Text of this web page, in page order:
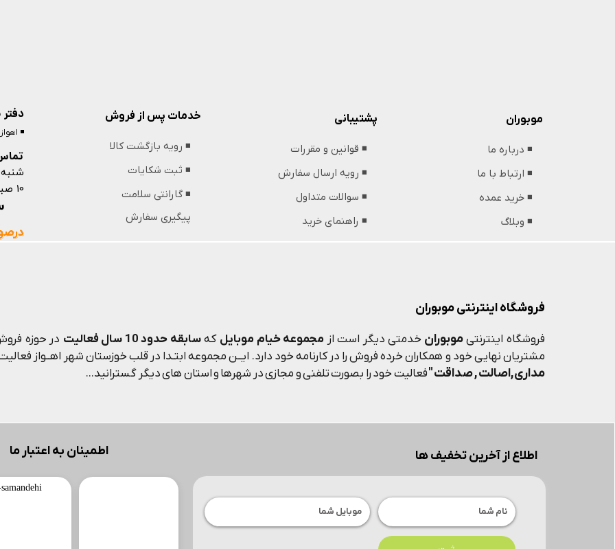
فروشگاه اینترنتی موبوران
فروشگاه اینترنتیموبوران خدمتی دیگر است از مجموعه خیام موبایل کهسابقه حدود 10 سال فعالیت
در حوزه
مشتریان نهایی خود و همکاران خرده فروش را در کارنامه خود دارد. ایــن مجموعه ابتـدا در قلب خوزستان شهر اهــواز
مداری,اصالت , صداقت "فعالیت خود را بصورت تلفنی و مجازی در شهرها و استان های دیگر گسترانید...
اطمینان به اعتبار ما اطلاع از آخرین تخفیف ها
◾️
10 صبح تا 13 ظهر و 18 عصر تا 21 شب
پشتیبانی
◾️ قوانین و مقررات
◾️ رویه ارسال سفارش
◾️ سوالات متداول
◾️ راهنمای خرید
موبوران
◾️ درباره ما
◾️ ارتباط با ما
◾️ خرید عمده
◾️ وبلاگ
خدمات پس از فروش
◾️ رویه بازگشت کالا
◾️ ثبت شکایات
◾️ گارانتی سلامت
پیگیری سفارش